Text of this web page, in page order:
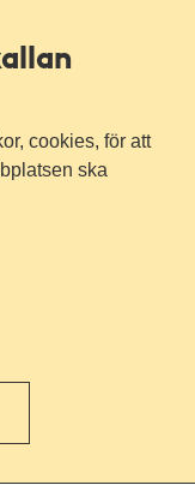
cookies, för att
ska